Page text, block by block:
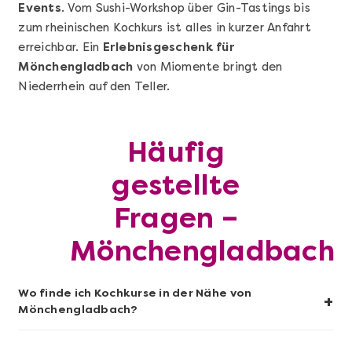
Sushi-Kochkurs@Home
Events. Vom Sushi-Workshop über Gin-Tastings bis
zum rheinischen Kochkurs ist alles in kurzer Anfahrt
erreichbar. Ein Erlebnisgeschenk für
Mönchengladbach von Miomente bringt den
Niederrhein auf den Teller.
Häufig
gestellte
Fragen –
Mönchengladbach
Wo finde ich Kochkurse in der Nähe von
Mönchengladbach?
+